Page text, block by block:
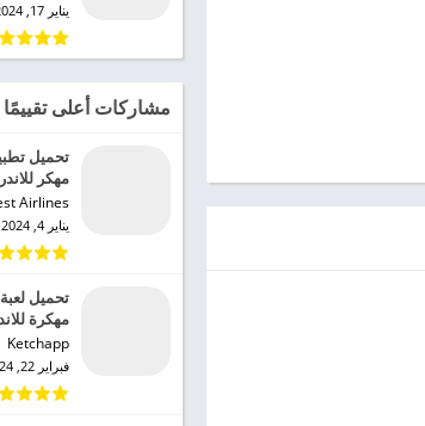
يناير 17, 2024
مشاركات أعلى تقييمًا
مهكر
Airlines‏
يناير 4, 2024
مهكرة
Ketchapp‏
فبراير 22, 2024